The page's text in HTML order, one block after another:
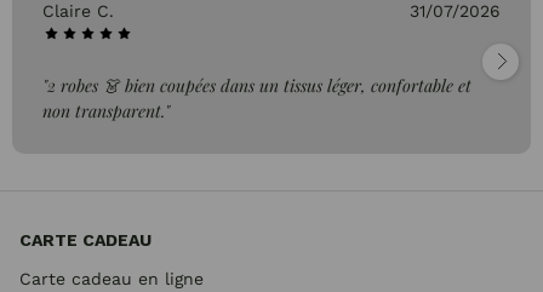
Claire C. 31/07/2026
"2 robes 👗 bien coupées dans un tissus léger, confortable et
non transparent."
CARTE CADEAU
Carte cadeau en ligne